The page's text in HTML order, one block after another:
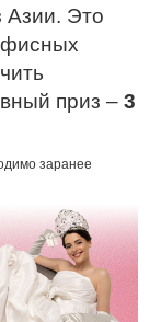
Азии. Это
приз –3
заранее